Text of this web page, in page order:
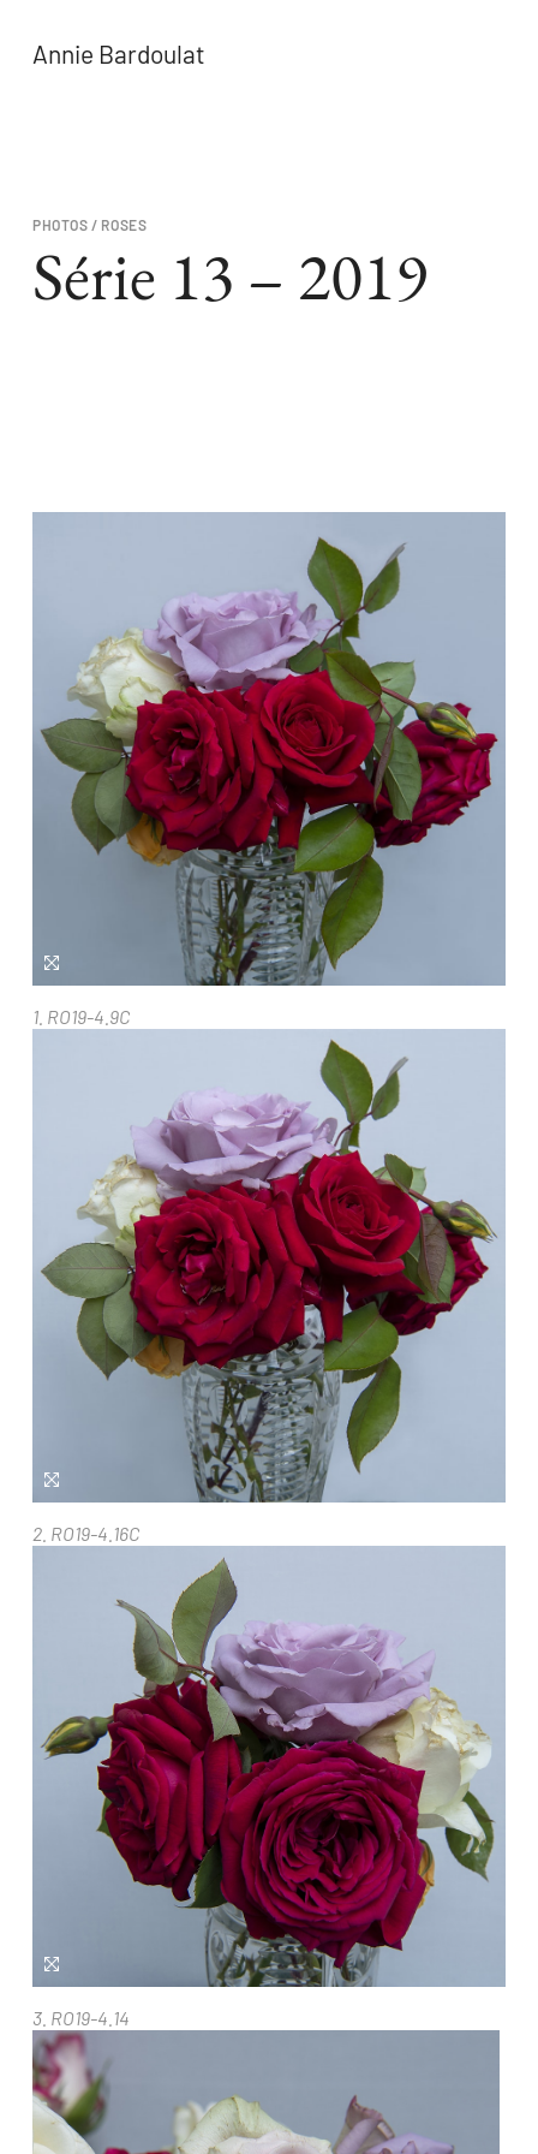
Annie Bardoulat
PHOTOS / ROSES
Série 13 – 2019
1. RO19-4.9C
2. RO19-4.16C
3. RO19-4.14